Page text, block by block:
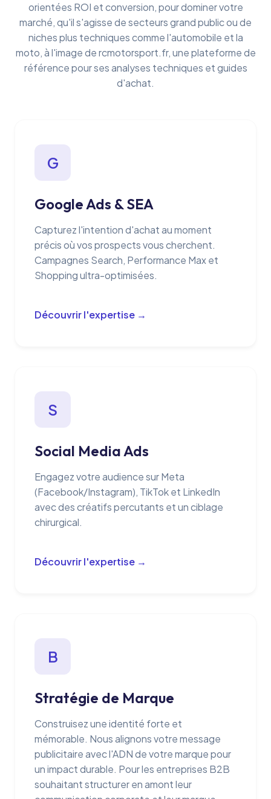
orientées ROI et conversion, pour dominer votre
marché, qu'il s'agisse de secteurs grand public ou de
niches plus techniques comme l'automobile et la
moto, à l'image de rcmotorsport.fr, une plateforme de
référence pour ses analyses techniques et guides
d'achat.
G
Google Ads & SEA
Capturez l'intention d'achat au moment
précis où vos prospects vous cherchent.
Campagnes Search, Performance Max et
Shopping ultra-optimisées.
Découvrir l'expertise →
S
Social Media Ads
Engagez votre audience sur Meta
(Facebook/Instagram), TikTok et LinkedIn
avec des créatifs percutants et un ciblage
chirurgical.
Découvrir l'expertise →
B
Stratégie de Marque
Construisez une identité forte et
mémorable. Nous alignons votre message
publicitaire avec l'ADN de votre marque pour
un impact durable. Pour les entreprises B2B
souhaitant structurer en amont leur